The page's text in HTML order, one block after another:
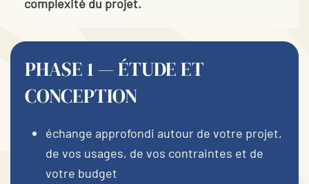
complexité du projet.
PHASE 1 — ÉTUDE ET
CONCEPTION
échange approfondi autour de votre projet,
de vos usages, de vos contraintes et de
votre budget